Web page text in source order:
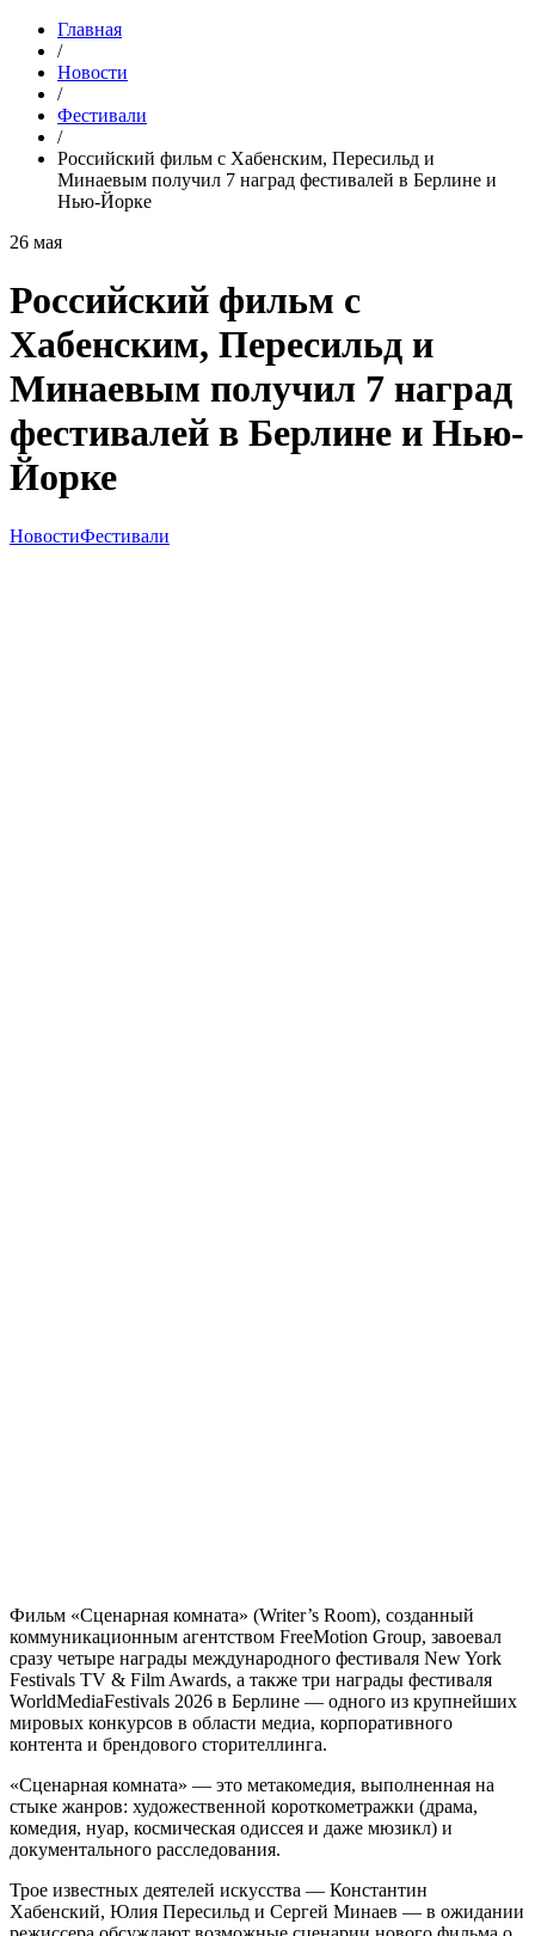
Главная
/
Новости
/
Фестивали
/
Российский фильм с Хабенским, Пересильд и
Минаевым получил 7 наград фестивалей в Берлине и
Нью-Йорке
26 мая
Российский фильм с
Хабенским, Пересильд и
Минаевым получил 7 наград
фестивалей в Берлине и Нью-
Йорке
НовостиФестивали
Фильм «Сценарная комната» (Writer’s Room), созданный
коммуникационным агентством FreeMotion Group, завоевал
сразу четыре награды международного фестиваля New York
Festivals TV & Film Awards, а также три награды фестиваля
WorldMediaFestivals 2026 в Берлине — одного из крупнейших
мировых конкурсов в области медиа, корпоративного
контента и брендового сторителлинга.
«Сценарная комната» — это метакомедия, выполненная на
стыке жанров: художественной короткометражки (драма,
комедия, нуар, космическая одиссея и даже мюзикл) и
документального расследования.
Трое известных деятелей искусства — Константин
Хабенский, Юлия Пересильд и Сергей Минаев — в ожидании